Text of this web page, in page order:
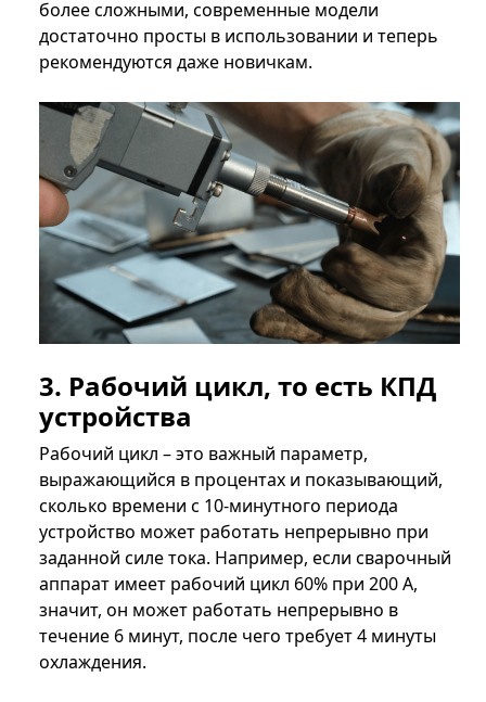
более сложными, современные модели
достаточно просты в использовании и теперь
рекомендуются даже новичкам.
3. Рабочий цикл, то есть КПД
устройства
Рабочий цикл – это важный параметр,
выражающийся в процентах и ​​показывающий,
сколько времени с 10-минутного периода
устройство может работать непрерывно при
заданной силе тока. Например, если сварочный
аппарат имеет рабочий цикл 60% при 200 А,
значит, он может работать непрерывно в
течение 6 минут, после чего требует 4 минуты
охлаждения.